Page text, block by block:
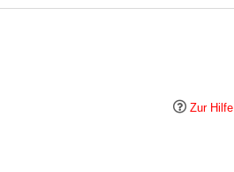
Zur Hilfe